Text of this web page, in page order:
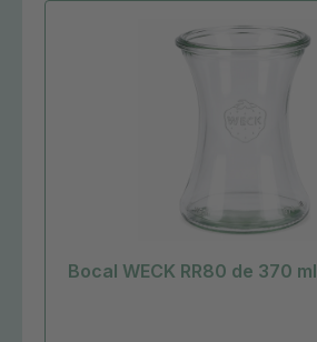
Bocal WECK RR80 de 370 ml